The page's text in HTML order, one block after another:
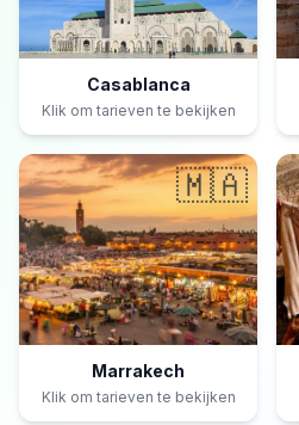
Casablanca
Klik om tarieven te bekijken
🇲🇦
Marrakech
Klik om tarieven te bekijken